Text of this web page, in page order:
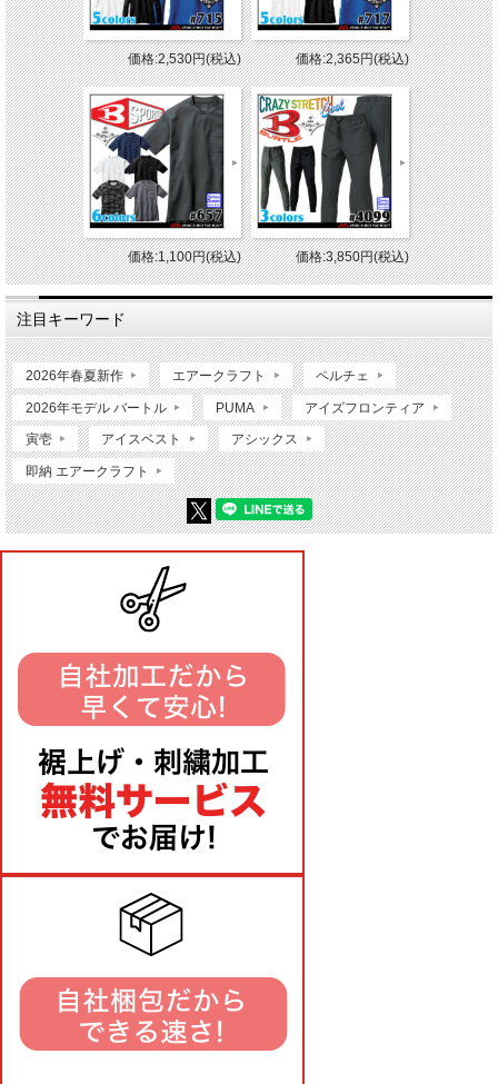
価格:2,530円(税込) 価格:2,365円(税込)
価格:1,100円(税込) 価格:3,850円(税込)
注目キーワード
2026年春夏新作 エアークラフト ペルチェ
2026年モデル バートル PUMA アイズフロンティア
寅壱 アイスベスト アシックス
即納 エアークラフト